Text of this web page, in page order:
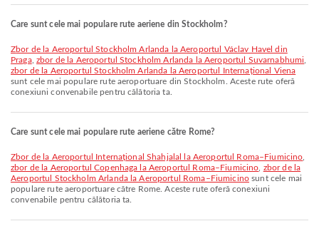
Care sunt cele mai populare rute aeriene din Stockholm?
zbor de la Aeroportul Stockholm Arlanda la Aeroportul Václav Havel din
Praga, zbor de la Aeroportul Stockholm Arlanda la Aeroportul Suvarnabhumi
zbor de la Aeroportul Stockholm Arlanda la Aeroportul Internațional Viena
sunt cele mai populare rute aeroportuare din Stockholm. Aceste rute oferă
conexiuni convenabile pentru călătoria ta.
Care sunt cele mai populare rute aeriene către Rome?
zbor de la Aeroportul Internațional Shahjalal la Aeroportul Roma–Fiumicino
zbor de la Aeroportul Copenhaga la Aeroportul Roma–Fiumicino zbor de la
Aeroportul Stockholm Arlanda la Aeroportul Roma–Fiumicinosunt cele mai
populare rute aeroportuare către Rome. Aceste rute oferă conexiuni
convenabile pentru călătoria ta.